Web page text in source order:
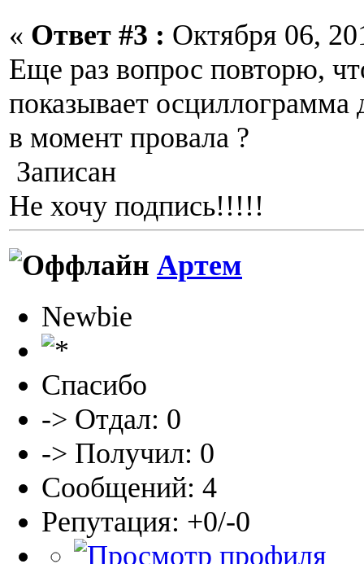
« Ответ #3 : Октября 06,
Еще раз вопрос повторю,
показывает осциллограмма
в момент провала ?
Записан
Не хочу подпись!!!!!
Артем
Newbie
Спасибо
-> Отдал: 0
-> Получил: 0
Сообщений: 4
Репутация: +0/-0